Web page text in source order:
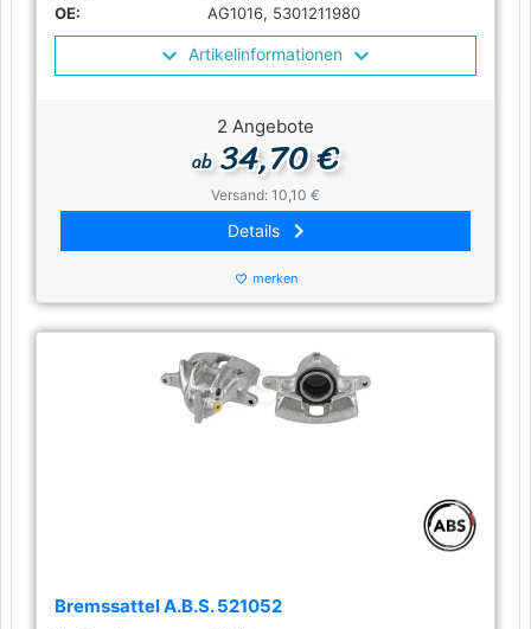
OE:
AG1016, 5301211980
Artikelinformationen
2 Angebote
ab34,70 €
Versand: 10,10 €
Details keyboard_arrow_right
favorite_border merken
Bremssattel A.B.S. 521052